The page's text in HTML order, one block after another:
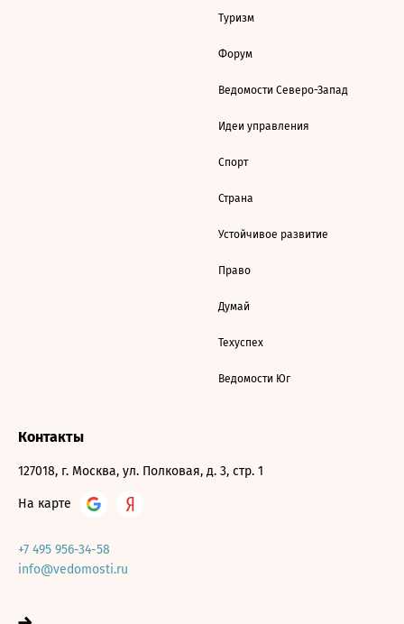
Туризм
Форум
Ведомости Северо-Запад
Идеи управления
Спорт
Страна
Устойчивое развитие
Право
Думай
Техуспех
Ведомости Юг
Контакты
127018, г. Москва, ул. Полковая, д. 3, стр. 1
На карте
+7 495 956-34-58
info@vedomosti.ru